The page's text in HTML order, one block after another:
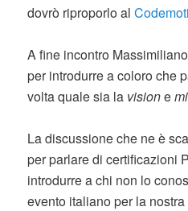
dovrò riproporlo al
A fine incontro
per introdurre a coloro che
volta quale sia la visione
La discussione che ne è
per parlare di certificazioni
introdurre a chi non lo
evento italiano per la nostra